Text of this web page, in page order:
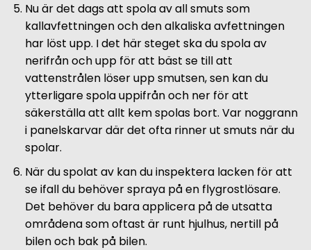
Nu är det dags att spola av all smuts som
kallavfettningen och den alkaliska avfettningen
har löst upp. I det här steget ska du spola av
nerifrån och upp för att bäst se till att
vattenstrålen löser upp smutsen, sen kan du
ytterligare spola uppifrån och ner för att
säkerställa att allt kem spolas bort. Var noggrann
i panelskarvar där det ofta rinner ut smuts när du
spolar.
När du spolat av kan du inspektera lacken för att
se ifall du behöver spraya på en flygrostlösare.
Det behöver du bara applicera på de utsatta
områdena som oftast är runt hjulhus, nertill på
bilen och bak på bilen.